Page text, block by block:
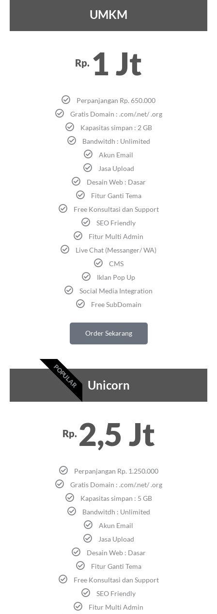
UMKM
Rp. 1 Jt
Perpanjangan Rp. 650.000
Gratis Domain : .com/.net/ .org
Kapasitas simpan : 2 GB
Bandwitdh : Unlimited
Akun Email
Jasa Upload
Desain Web : Dasar
Fitur Ganti Tema
Free Konsultasi dan Support
SEO Friendly
Fitur Multi Admin
Live Chat (Messanger/ WA)
CMS
Iklan Pop Up
Social Media Integration
Free SubDomain
Order Sekarang
POPULAR Unicorn
Rp. 2,5 Jt
Perpanjangan Rp. 1.250.000
Gratis Domain : .com/.net/ .org
Kapasitas simpan : 5 GB
Bandwitdh : Unlimited
Akun Email
Jasa Upload
Desain Web : Dasar
Fitur Ganti Tema
Free Konsultasi dan Support
SEO Friendly
Fitur Multi Admin